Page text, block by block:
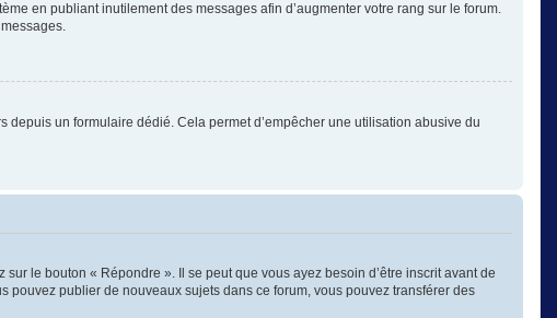
en publiant inutilement des messages afin d’augmenter votre rang sur le forum.
un formulaire dédié. Cela permet d’empêcher une utilisation abusive du
le bouton « Répondre ». Il se peut que vous ayez besoin d’être inscrit avant de
pouvez publier de nouveaux sujets dans ce forum, vous pouvez transférer des